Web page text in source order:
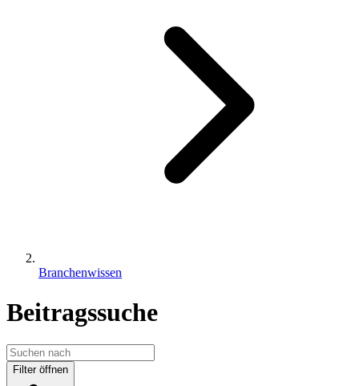
Branchenwissen
Beitragssuche
Filter öffnen